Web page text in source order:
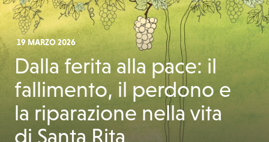
19 MARZO 2026
Dalla ferita alla pace: il
fallimento, il perdono e
la riparazione nella vita
di Santa Rita